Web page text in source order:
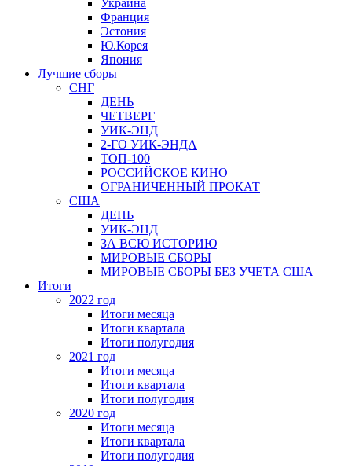
Украина
Франция
Эстония
Ю.Корея
Япония
Лучшие сборы
СНГ
ДЕНЬ
ЧЕТВЕРГ
УИК-ЭНД
2-ГО УИК-ЭНДА
ТОП-100
РОССИЙСКОЕ КИНО
ОГРАНИЧЕННЫЙ ПРОКАТ
США
ДЕНЬ
УИК-ЭНД
ЗА ВСЮ ИСТОРИЮ
МИРОВЫЕ СБОРЫ
МИРОВЫЕ СБОРЫ БЕЗ УЧЕТА США
Итоги
2022 год
Итоги месяца
Итоги квартала
Итоги полугодия
2021 год
Итоги месяца
Итоги квартала
Итоги полугодия
2020 год
Итоги месяца
Итоги квартала
Итоги полугодия